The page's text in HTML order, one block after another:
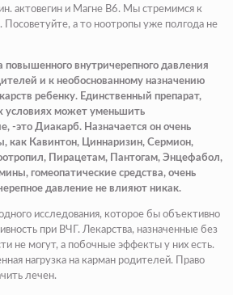
актовегин и Магне В6. Мы стремимся к
Посоветуйте, а то ноотропы уже полгода не
повышенного внутричерепного давления
и к необоснованному назначению
ребенку. Единственный препарат,
условиях может уменьшить
-это Диакарб. Назначается он очень
как Кавинтон, Циннаризин, Сермион,
Пирацетам, Пантогам, Энцефабол,
гомеопатические средства, очень
давление не влияют никак.
исследования, которое бы объективно
при ВЧГ. Лекарства, назначенные без
не могут, а побочные эффекты у них есть.
нагрузка на карман родителей. Право
лечен.